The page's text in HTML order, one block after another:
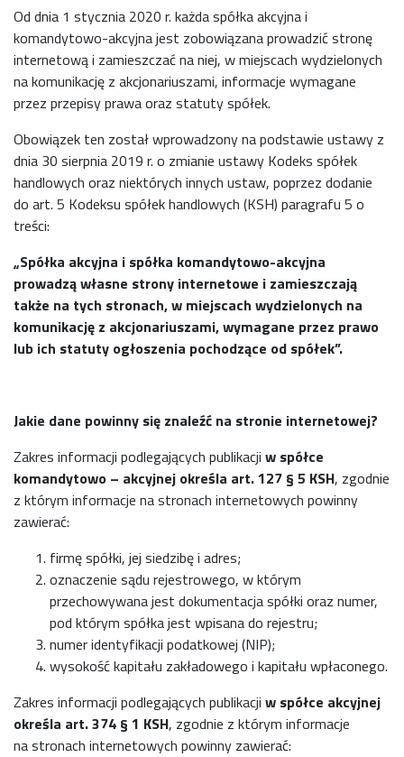
Od dnia 1 stycznia 2020 r. każda spółka akcyjna i
komandytowo-akcyjna jest zobowiązana prowadzić stronę
internetową i zamieszczać na niej, w miejscach wydzielonych
na komunikację z akcjonariuszami, informacje wymagane
przez przepisy prawa oraz statuty spółek.
Obowiązek ten został wprowadzony na podstawie ustawy z
dnia 30 sierpnia 2019 r. o zmianie ustawy Kodeks spółek
handlowych oraz niektórych innych ustaw, poprzez dodanie
do art. 5 Kodeksu spółek handlowych (KSH) paragrafu 5 o
treści:
„Spółka akcyjna i spółka komandytowo-akcyjna
prowadząwłasne strony internetowe i zamieszczają
także na tych stronach, w miejscach wydzielonych na
komunikację z akcjonariuszami, wymagane przez prawo
lub ich statuty ogłoszenia pochodzące od spółek”.
Jakie dane powinny się znaleźć na stronie internetowej?
Zakres informacji podlegających publikacji w spółce
komandytowo – akcyjnej określa art. 127 § 5 KSH, zgodnie
z którym informacje na stronach internetowych powinny
zawierać:
firmę spółki, jej siedzibę i adres;
oznaczenie sądu rejestrowego, w którym
przechowywana jest dokumentacja spółki oraz numer,
pod którym spółka jest wpisana do rejestru;
numer identyfikacji podatkowej (NIP);
wysokość kapitału zakładowego i kapitału wpłaconego.
Zakres informacji podlegających publikacji w spółce akcyjnej
określa art. 374 § 1 KSH, zgodnie z którym informacje
na stronach internetowych powinny zawierać: